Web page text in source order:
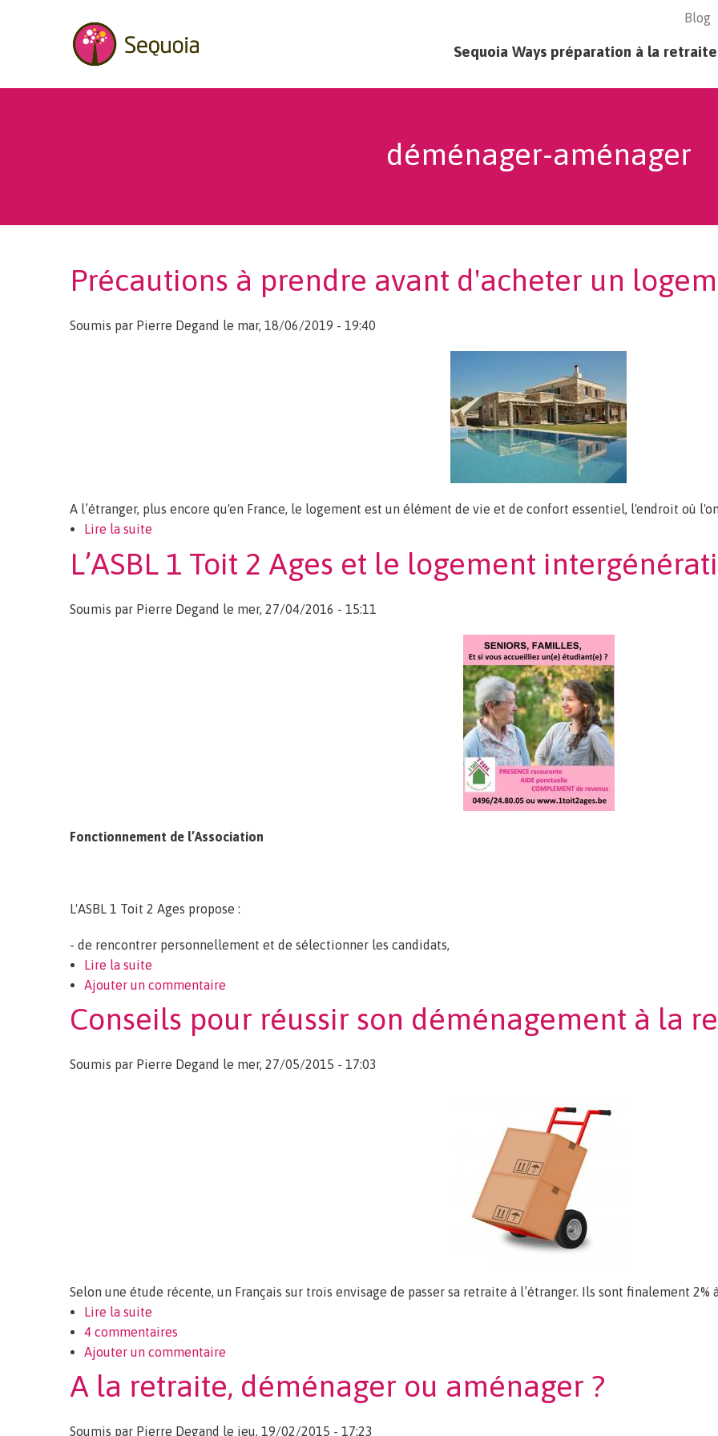
Blog
Landing page - principalSequoia Ways préparation à la retraite
déménager-aménager
Précautions à prendre avant d'acheter un
Soumis par Pierre Degand le mar, 18/06/2019 - 19:40
A l’étranger, plus encore qu'en France, le logement est un élément de vie et de confort essentiel, l'endroit où
Lire la suite
L’ASBL 1 Toit 2 Ages et le logement
Soumis par Pierre Degand le mer, 27/04/2016 - 15:11
Fonctionnement de l’Association
L'ASBL 1 Toit 2 Ages propose :
- de rencontrer personnellement et de sélectionner les candidats,
Lire la suite
Ajouter un commentaire
Conseils pour réussir son déménagement à la
Soumis par Pierre Degand le mer, 27/05/2015 - 17:03
Selon une étude récente, un Français sur trois envisage de passer sa retraite à l’étranger. Ils sont finalement
Lire la suite
4 commentaires
Ajouter un commentaire
A la retraite, déménager ou aménager ?
Soumis par Pierre Degand le jeu, 19/02/2015 - 17:23